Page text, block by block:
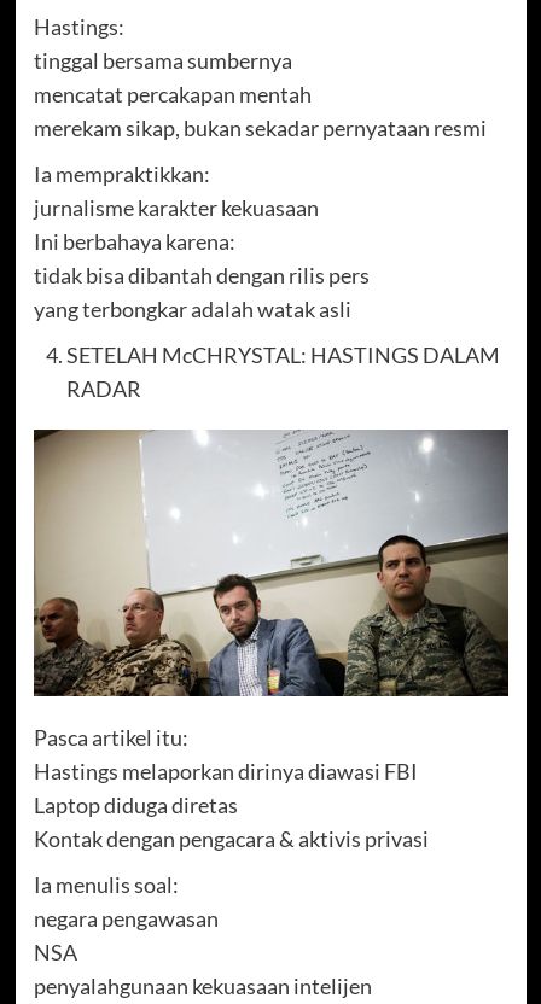
Hastings:
tinggal bersama sumbernya
mencatat percakapan mentah
merekam sikap, bukan sekadar pernyataan resmi
Ia mempraktikkan:
jurnalisme karakter kekuasaan
Ini berbahaya karena:
tidak bisa dibantah dengan rilis pers
yang terbongkar adalah watak asli
SETELAH McCHRYSTAL: HASTINGS DALAM
RADAR
Pasca artikel itu:
Hastings melaporkan dirinya diawasi FBI
Laptop diduga diretas
Kontak dengan pengacara & aktivis privasi
Ia menulis soal:
negara pengawasan
NSA
penyalahgunaan kekuasaan intelijen